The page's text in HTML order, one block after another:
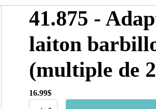
41.875 -
laiton
(multiple de
16.99$